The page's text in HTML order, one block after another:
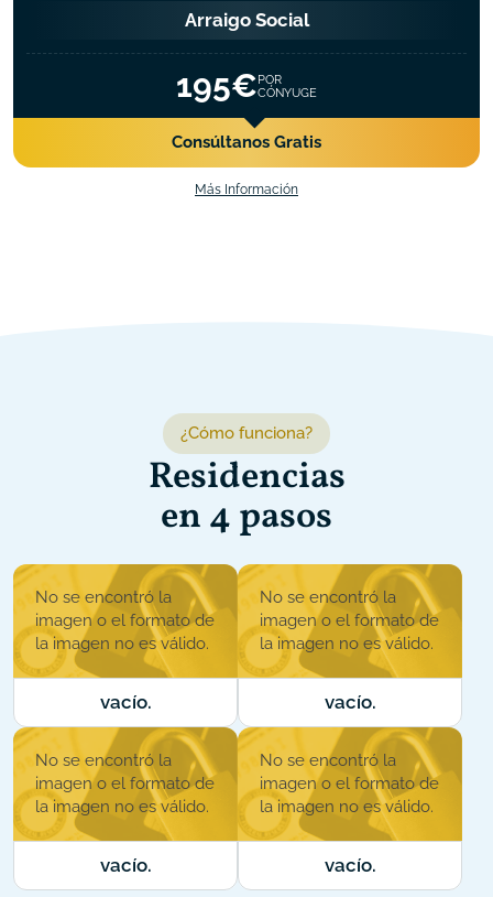
Arraigo Social
195€POR
CÓNYUGE
Consúltanos Gratis
Más Información
¿Cómo funciona?
Residencias
en 4 pasos
No se encontró la
imagen o el formato de
la imagen no es válido.
vacío.
No se encontró la
imagen o el formato de
la imagen no es válido.
vacío.
No se encontró la
imagen o el formato de
la imagen no es válido.
vacío.
No se encontró la
imagen o el formato de
la imagen no es válido.
vacío.